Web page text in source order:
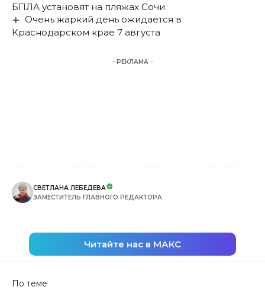
БПЛА установят на пляжах Сочи
Очень жаркий день ожидается в
Краснодарском крае 7 августа
- РЕКЛАМА -
СВЕТЛАНА ЛЕБЕДЕВА
ЗАМЕСТИТЕЛЬ ГЛАВНОГО РЕДАКТОРА
Читайте нас в МАКС
По теме